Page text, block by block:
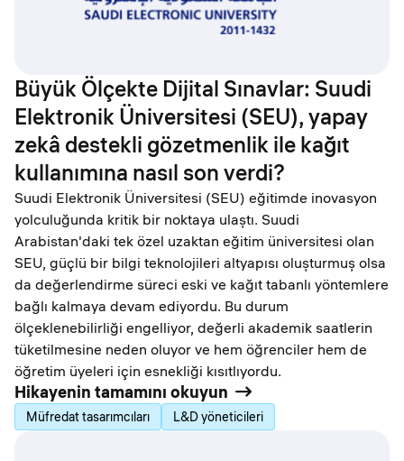
Büyük Ölçekte Dijital Sınavlar: Suudi
Elektronik Üniversitesi (SEU), yapay
zekâ destekli gözetmenlik ile kağıt
kullanımına nasıl son verdi?
Suudi Elektronik Üniversitesi (SEU) eğitimde inovasyon
yolculuğunda kritik bir noktaya ulaştı. Suudi
Arabistan'daki tek özel uzaktan eğitim üniversitesi olan
SEU, güçlü bir bilgi teknolojileri altyapısı oluşturmuş olsa
da değerlendirme süreci eski ve kağıt tabanlı yöntemlere
bağlı kalmaya devam ediyordu. Bu durum
ölçeklenebilirliği engelliyor, değerli akademik saatlerin
tüketilmesine neden oluyor ve hem öğrenciler hem de
öğretim üyeleri için esnekliği kısıtlıyordu.
Hikayenin tamamını okuyun
Müfredat tasarımcıları L&D yöneticileri